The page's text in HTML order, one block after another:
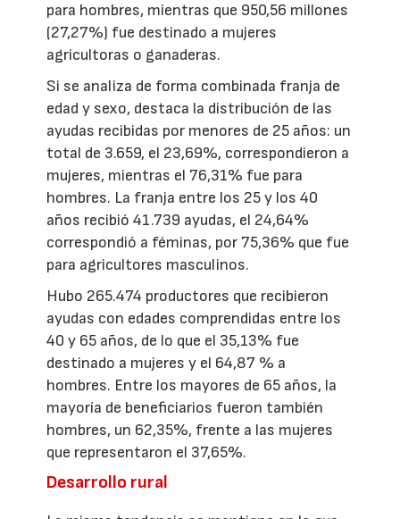
para hombres, mientras que 950,56 millones
(27,27%) fue destinado a mujeres
agricultoras o ganaderas.
Si se analiza de forma combinada franja de
edad y sexo, destaca la distribución de las
ayudas recibidas por menores de 25 años: un
total de 3.659, el 23,69%, correspondieron a
mujeres, mientras el 76,31% fue para
hombres. La franja entre los 25 y los 40
años recibió 41.739 ayudas, el 24,64%
correspondió a féminas, por 75,36% que fue
para agricultores masculinos.
Hubo 265.474 productores que recibieron
ayudas con edades comprendidas entre los
40 y 65 años, de lo que el 35,13% fue
destinado a mujeres y el 64,87 % a
hombres. Entre los mayores de 65 años, la
mayoría de beneficiarios fueron también
hombres, un 62,35%, frente a las mujeres
que representaron el 37,65%.
Desarrollo rural